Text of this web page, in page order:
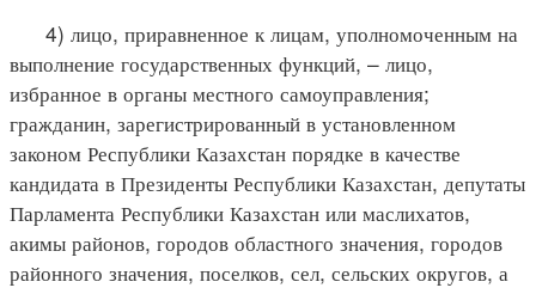
4) лицо, приравненное к лицам, уполномоченным на
выполнение государственных функций, – лицо,
избранное в органы местного самоуправления;
гражданин, зарегистрированный в установленном
законом Республики Казахстан порядке в качестве
кандидата в Президенты Республики Казахстан, депутаты
Парламента Республики Казахстан или маслихатов,
акимы районов, городов областного значения, городов
районного значения, поселков, сел, сельских округов, а